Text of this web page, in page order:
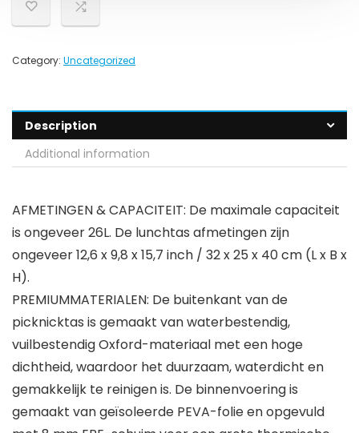
Category: Uncategorized
Description
Additional information
AFMETINGEN & CAPACITEIT: De maximale capaciteit
is ongeveer 26L. De lunchtas afmetingen zijn
ongeveer 12,6 x 9,8 x 15,7 inch / 32 x 25 x 40 cm (L x B x
H).
PREMIUMMATERIALEN: De buitenkant van de
picknicktas is gemaakt van waterbestendig,
vuilbestendig Oxford-materiaal met een hoge
dichtheid, waardoor het duurzaam, waterdicht en
gemakkelijk te reinigen is. De binnenvoering is
gemaakt van geïsoleerde PEVA-folie en opgevuld